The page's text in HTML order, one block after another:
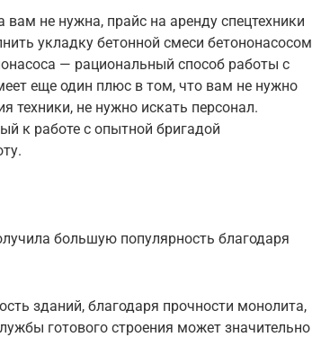
не нужна, прайс на аренду спецтехники
укладку бетонной смеси бетононасосом
— рациональный способ работы с
еще один плюс в том, что вам не нужно
техники, не нужно искать персонал.
к работе с опытной бригадой
большую популярность благодаря
зданий, благодаря прочности монолита,
готового строения может значительно